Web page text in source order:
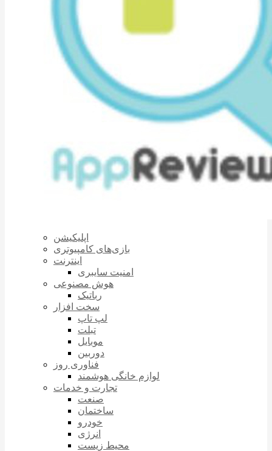
اپلیکیشن
بازی‌های کامپیوتری
اینترنت
امنیت سایبری
هوش مصنوعی
رباتیک
سخت افزار
لپ تاپ
تبلت
موبایل
دوربین
فناوری روز
لوازم خانگی هوشمند
تجارت و خدمات
صنعت
ساختمان
خودرو
انرژی
محیط زیست